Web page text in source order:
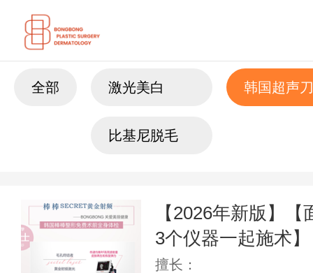
全部 激光美白 韩国超声刀
比基尼脱毛
【2026年新版】
3个仪器一起施术】
擅长：